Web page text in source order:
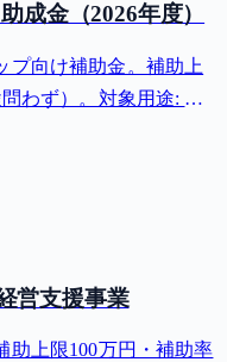
成金（2026年度）
プ向け補助金。補助上
わず）。対象用途: 創
営支援事業
助上限100万円・補助率